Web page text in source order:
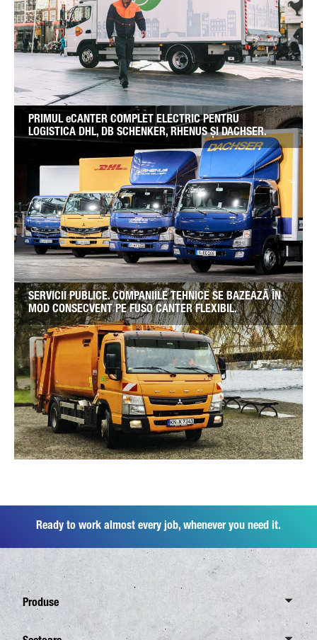
PRIMUL eCANTER COMPLET ELECTRIC PENTRU
LOGISTICA DHL, DB SCHENKER, RHENUS ȘI DACHSER.
SERVICII PUBLICE. COMPANIILE TEHNICE SE BAZEAZĂ ÎN
MOD CONSECVENT PE FUSO CANTER FLEXIBIL.
Ready to work almost every job, whenever you need it.
Produse
Prezentare generală Canter